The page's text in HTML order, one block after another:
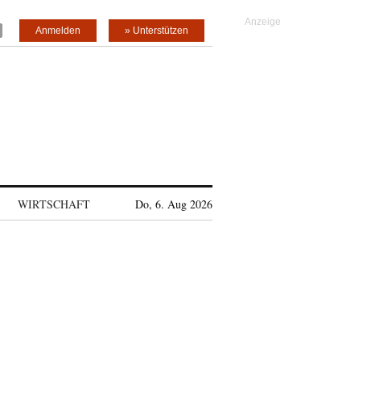
» Unterstützen
Anmelden
WIRTSCHAFT Do, 6. Aug 2026